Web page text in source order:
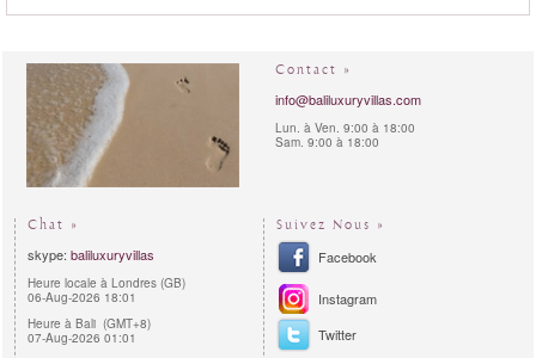
special! All the staff worked so hard., from setting up tables, cleaning the grounds
and the list goes on. Our wedding dinner , prepared by Arsana was absolutely
Divine! After our dinner, we were surprised by a lovely gift. Balinese Dance show,
Thank you ever so much! Amazing. Each Villa on the estate was immaculate. The
bathrooms with the opening doors to the pond are so beautiful! My little boy loved
the trampoline and also loved fishing in the fishponds (thanks guys). I really look
forward to coming back and staying at the Arsana Estate again. I wish we didn't
have to leave. We can honestly say... One of the best places we have stayed at...
Villa Arsana Estate
ENTHUSIASTICALLY RECOMMEND
Our group of 4 families with 7 children aged 5-15 enjoyed our 5-night stay over
Easter. The facilities are fantastic - we loved the trampoline, the lawn with football
goal, the sizeable pool, the amazing kids' bunk room which everyone wanted to
Contact »
info@baliluxuryvillas.com
Lun. à Ven. 9:00 à 18:00
Sam. 9:00 à 18:00
Chat »
skype: baliluxuryvillas
Heure locale à Londres (GB)
06-Aug-2026 18:01
Heure à Bali (GMT+8)
07-Aug-2026 01:01
Suivez Nous »
Facebook
Instagram
Twitter